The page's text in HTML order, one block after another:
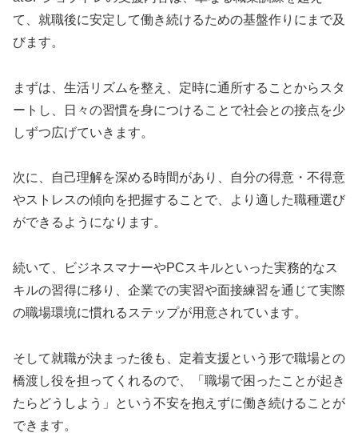
て、就職後に安定して働き続けるための基盤作りにまで及
びます。
まずは、生活リズムを整え、定時に通所することからスタ
ートし、日々の習慣を身につけることで社会との接点を少
しずつ広げていきます。
次に、自己理解を深める時間があり、自分の得意・不得意
やストレスの傾向を把握することで、より適した職種選び
ができるようになります。
続いて、ビジネスマナーやPCスキルといった実務的なス
キルの習得に移り、企業での実習や面接練習を通じて実際
の職場環境に慣れるステップが用意されています。
そして就職が決まった後も、定着支援という形で職場との
橋渡し役を担ってくれるので、「職場で困ったことが起き
たらどうしよう」という不安を抱えずに働き続けることが
できます。